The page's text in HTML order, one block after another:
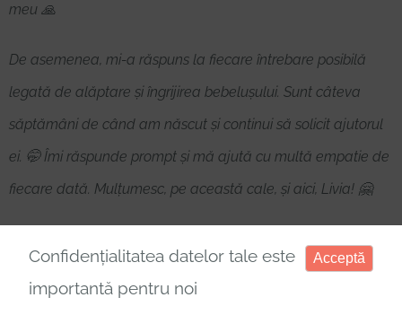
meu 🙏
De asemenea, mi-a răspuns la fiecare întrebare posibilă
legată de alăptare și îngrijirea bebelușului. Sunt câteva
săptămâni de când am născut și continui să solicit ajutorul
ei. 🤭 Îmi răspunde prompt și mă ajută cu multă empatie de
fiecare dată. Mulțumesc, pe această cale, și aici, Livia! 🤗
așa cum ai făcut cu mine🙏🤗
Florina Laita
Confidențialitatea datelor tale este
importantă pentru noi
Acceptă